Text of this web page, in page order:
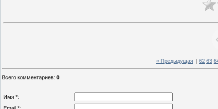
« Предыдущая 62 63
Всего комментариев: 0
Имя *: